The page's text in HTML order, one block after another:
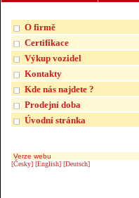
O firmě
Certifikace
Výkup vozidel
Kontakty
Kde nás najdete ?
Prodejní doba
Úvodní stránka
Verze webu
[Česky] [English] [Deutsch]